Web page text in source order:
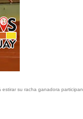
su racha ganadora